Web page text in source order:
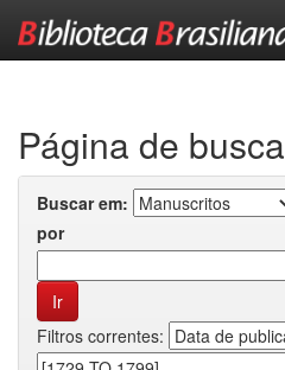
Página de busca
Buscar em:
por
Filtros correntes: